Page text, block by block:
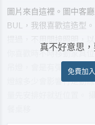
圖片來自這裡。圖中客
BUL，我很喜歡這造型
你喜歡時不時移動家具
吊燈，會是有彈性的作
燈線多少會影響行走動
真不好意思
免費加